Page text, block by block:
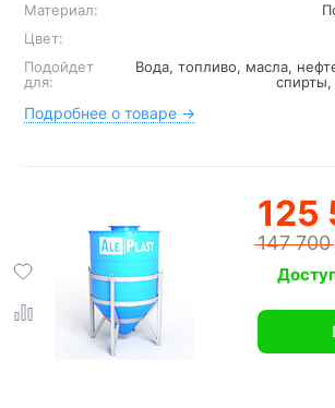
Материал:
Цвет:
Подойдет
для:
Вода, топливо, масла,
Подробнее о товаре →
125
147 700